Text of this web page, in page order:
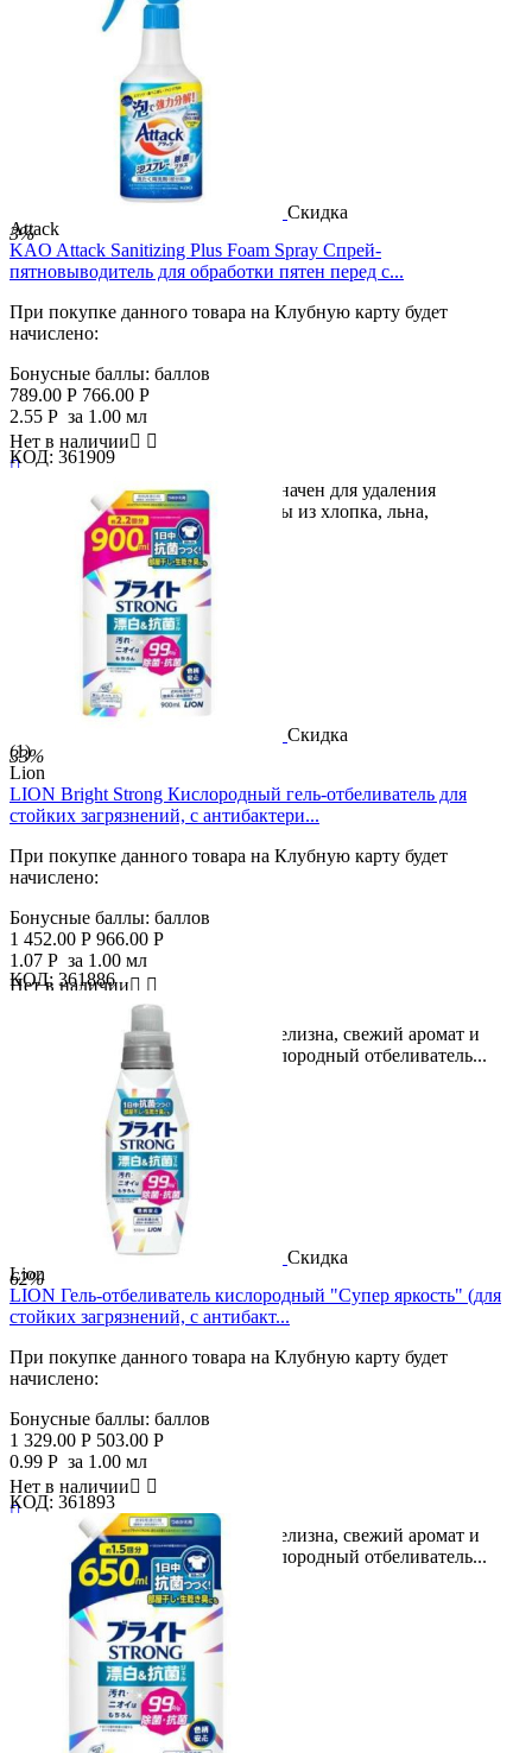
Скидка
3%
Attack
KAO Attack Sanitizing Plus Foam Spray Спрей-
пятновыводитель для обработки пятен перед с...
При покупке данного товара на Клубную карту будет
начислено:
Бонусные баллы: баллов
789.00 Р 766.00 Р
2.55 Р за 1.00 мл
Нет в наличии 

Спрей пятновыводитель предназначен для удаления
трудновыводимых пятен с одежды из хлопка, льна,
синтетических...
КОД: 361909
Скидка
33%
(1)
Lion
LION Bright Strong Кислородный гель-отбеливатель для
стойких загрязнений, с антибактери...
При покупке данного товара на Клубную карту будет
начислено:
Бонусные баллы: баллов
1 452.00 Р 966.00 Р
1.07 Р за 1.00 мл
Нет в наличии 
Мощная формула - это чистота, белизна, свежий аромат и
антибактериальный эффект! Кислородный отбеливатель...
КОД: 361886
Скидка
62%
Lion
LION Гель-отбеливатель кислородный "Супер яркость" (для
стойких загрязнений, с антибакт...
При покупке данного товара на Клубную карту будет
начислено:
Бонусные баллы: баллов
1 329.00 Р 503.00 Р
0.99 Р за 1.00 мл
Нет в наличии 

Мощная формула - это чистота, белизна, свежий аромат и
антибактериальный эффект! Кислородный отбеливатель...
КОД: 361893